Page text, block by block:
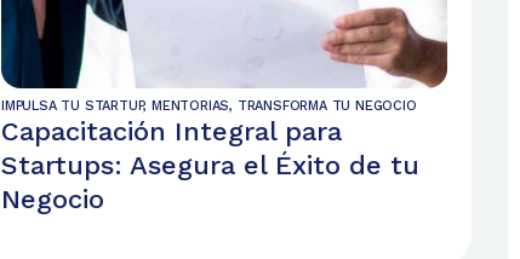
IMPULSA TU STARTUP,MENTORIAS, TRANSFORMA TU NEGOCIO
Capacitación Integral para
Startups: Asegura el Éxito de tu
Negocio